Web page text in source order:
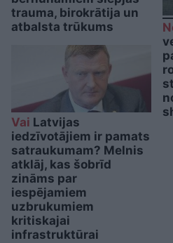
trauma, birokrātija un
atbalsta trūkums
Vai Latvijas
iedzīvotājiem ir pamats
satraukumam? Melnis
atklāj, kas šobrīd
zināms par
iespējamiem
uzbrukumiem
kritiskajai
infrastruktūrai